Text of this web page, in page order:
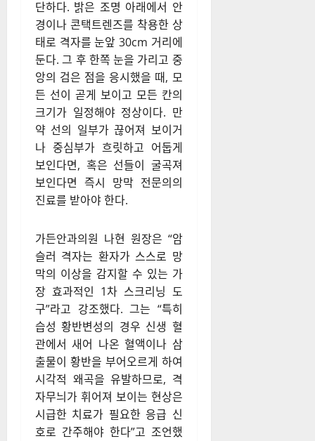
단하다. 밝은 조명 아래에서 안
경이나 콘택트렌즈를 착용한 상
태로 격자를 눈앞 30cm 거리에
둔다. 그 후 한쪽 눈을 가리고 중
앙의 검은 점을 응시했을 때, 모
든 선이 곧게 보이고 모든 칸의
크기가 일정해야 정상이다. 만
약 선의 일부가 끊어져 보이거
나 중심부가 흐릿하고 어둡게
보인다면, 혹은 선들이 굴곡져
보인다면 즉시 망막 전문의의
진료를 받아야 한다.
가든안과의원 나현 원장은 “암
슬러 격자는 환자가 스스로 망
막의 이상을 감지할 수 있는 가
장 효과적인 1차 스크리닝 도
구”라고 강조했다. 그는 “특히
습성 황반변성의 경우 신생 혈
관에서 새어 나온 혈액이나 삼
출물이 황반을 부어오르게 하여
시각적 왜곡을 유발하므로, 격
자무늬가 휘어져 보이는 현상은
시급한 치료가 필요한 응급 신
호로 간주해야 한다”고 조언했